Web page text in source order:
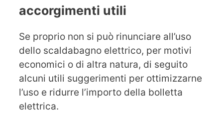
accorgimenti utili
Se proprio non si può rinunciare all’uso
dello scaldabagno elettrico, per motivi
economici o di altra natura, di seguito
alcuni utili suggerimenti per ottimizzarne
l’uso e ridurre l’importo della bolletta
elettrica.